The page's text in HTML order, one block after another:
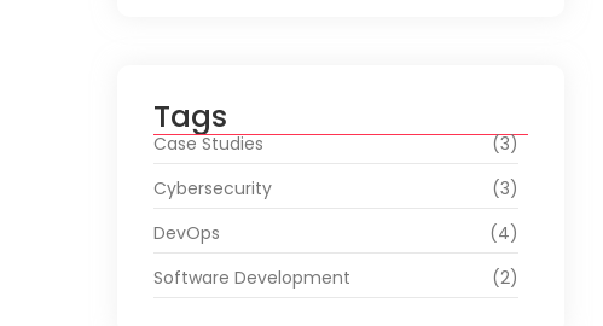
Tags
Case Studies
(3)
Cybersecurity
(3)
DevOps
(4)
Software Development
(2)